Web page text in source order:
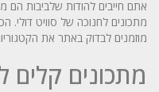
אתם חייבים להודות שלביבות
מתכונים לחנוכה של סוויט דולי.
מוזמנים לבדוק באתר את
מתכונים קלים